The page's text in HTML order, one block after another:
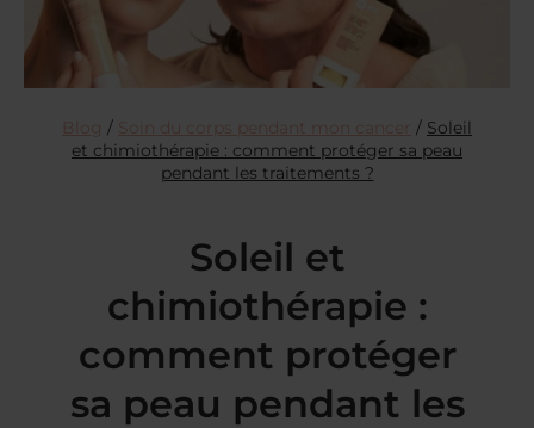
Blog / Soin du corps pendant mon cancer / Soleil
et chimiothérapie : comment protéger sa peau
pendant les traitements ?
Soleil et
chimiothérapie :
comment protéger
sa peau pendant les